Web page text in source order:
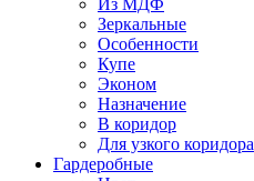
Из МДФ
Зеркальные
Особенности
Купе
Эконом
Назначение
В коридор
Для узкого коридора
Гардеробные